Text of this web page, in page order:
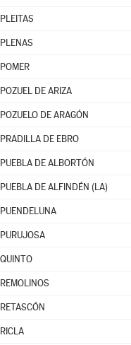
PLEITAS
PLENAS
POMER
POZUEL DE ARIZA
POZUELO DE ARAGÓN
PRADILLA DE EBRO
PUEBLA DE ALBORTÓN
PUEBLA DE ALFINDÉN (LA)
PUENDELUNA
PURUJOSA
QUINTO
REMOLINOS
RETASCÓN
RICLA